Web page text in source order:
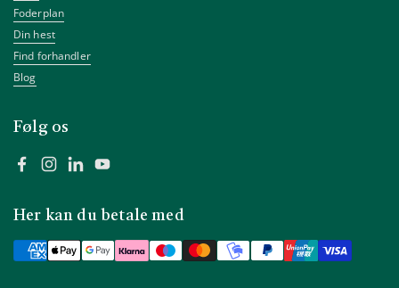
Foderplan
Din hest
Find forhandler
Blog
Følg os
FacebookInstagram
LinkedInYouTube
Her kan du betale med